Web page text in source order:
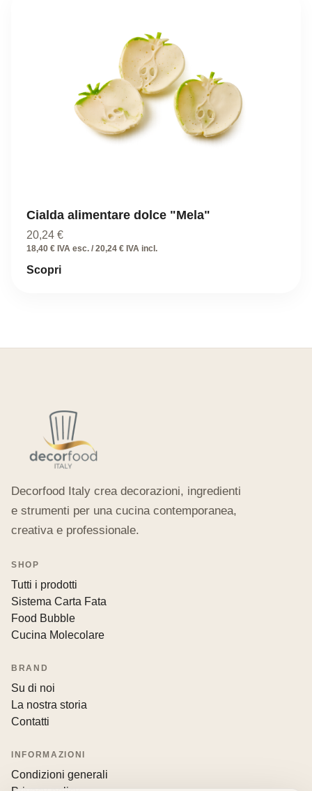
Cialda alimentare dolce "Mela"
20,24 €
18,40 € IVA esc. / 20,24 € IVA incl.
Scopri
Decorfood Italy crea decorazioni, ingredienti
e strumenti per una cucina contemporanea,
creativa e professionale.
SHOP
Tutti i prodotti
Sistema Carta Fata
Food Bubble
Cucina Molecolare
BRAND
Su di noi
La nostra storia
Contatti
INFORMAZIONI
Condizioni generali